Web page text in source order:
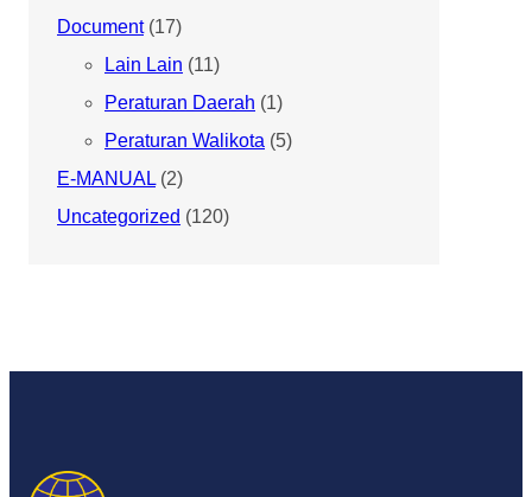
Document(17)
Lain Lain (11)
Peraturan Daerah (1)
Peraturan Walikota (5)
E-MANUAL (2)
Uncategorized (120)